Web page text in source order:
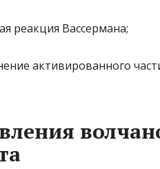
реакция Вассермана;
активированного